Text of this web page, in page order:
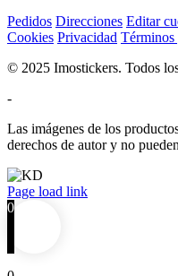
Pedidos Direcciones Editar
Cookies Privacidad
© 2025 Imostickers. Todos
-
Las imágenes de los
derechos de autor y no
Facebook
Twitter
Instagram
Pinterest
Page load link
0